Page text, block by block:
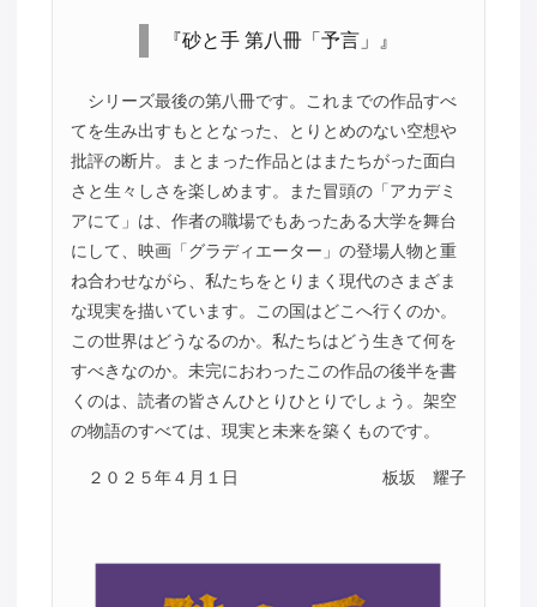
『砂と手 第八冊「予言」』
シリーズ最後の第八冊です。これまでの作品すべ
てを生み出すもととなった、とりとめのない空想や
批評の断片。まとまった作品とはまたちがった面白
さと生々しさを楽しめます。また冒頭の「アカデミ
アにて」は、作者の職場でもあったある大学を舞台
にして、映画「グラディエーター」の登場人物と重
ね合わせながら、私たちをとりまく現代のさまざま
な現実を描いています。この国はどこへ行くのか。
この世界はどうなるのか。私たちはどう生きて何を
すべきなのか。未完におわったこの作品の後半を書
くのは、読者の皆さんひとりひとりでしょう。架空
の物語のすべては、現実と未来を築くものです。
２０２５年４月１日 板坂 耀子